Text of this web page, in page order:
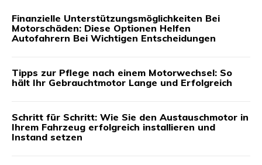
Finanzielle Unterstützungsmöglichkeiten Bei
Motorschäden: Diese Optionen Helfen
Autofahrern Bei Wichtigen Entscheidungen
Tipps zur Pflege nach einem Motorwechsel: So
hält Ihr Gebrauchtmotor Lange und Erfolgreich
Schritt für Schritt: Wie Sie den Austauschmotor in
Ihrem Fahrzeug erfolgreich installieren und
Instand setzen